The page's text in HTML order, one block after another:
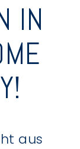
IN
aus